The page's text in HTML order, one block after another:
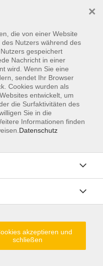
werden.
die von einer Website
Nutzers während des
gespeichert
Nachricht in einer
wird. Wenn Sie eine
sendet Ihr Browser
Cookies wurden als
entwickelt, um
die Surfaktivitäten des
Sie in die
Informationen finden
Datenschutz
×
akzeptieren und
schließen